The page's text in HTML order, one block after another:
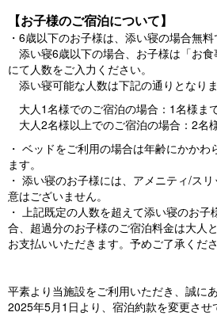
【お子様のご宿泊について】
・6歳以下のお子様は、添い寝の場合無料
添い寝6歳以下の場合、お子様は「お食
にて人数をご入力ください。
添い寝可能な人数は下記の通りとなりま
大人1名様でのご宿泊の場合：1名様ま
大人2名様以上でのご宿泊の場合：2名
・ ベッドをご利用の場合は年齢にかかわ
ます。
・ 添い寝のお子様には、アメニティ/ス
意はございません。
・ 上記既定の人数を超えて添い寝のお
合、超過分のお子様のご宿泊料金は大人
お支払いいただきます。予めご了承くだ
平素より当施設をご利用いただき、誠に
2025年5月1日より、宿泊約款を変更させ